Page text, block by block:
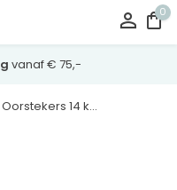
0
vanaf € 75,-
14 k...